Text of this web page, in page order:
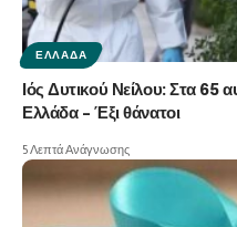
ΕΛΛΆΔΑ
Ιός Δυτικού Νείλου: Στα 65
Ελλάδα – Έξι θάνατοι
5 Λεπτά Ανάγνωσης